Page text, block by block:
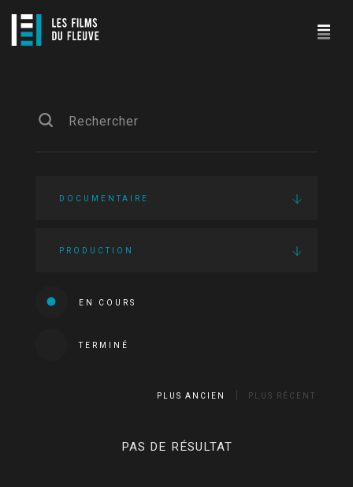
DOCUMENTAIRE
PRODUCTION
EN COURS
TERMINÉ
PLUS ANCIEN PLUS RÉCENT
PAS DE RÉSULTAT